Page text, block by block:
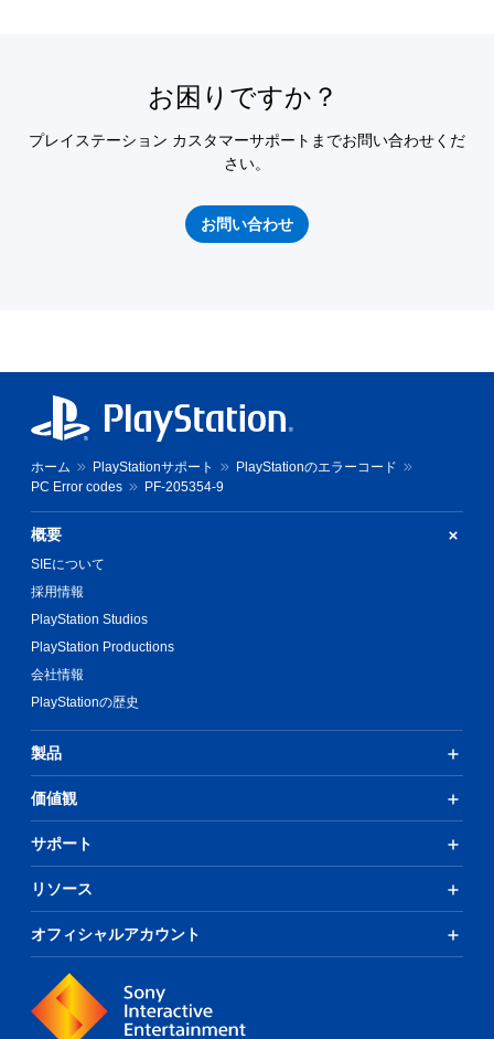
お困りですか？
プレイステーション カスタマーサポートまでお問い合わせくだ
さい。
お問い合わせ
ホーム PlayStationサポート
PlayStationのエラーコード
PC Error codes
PF-205354-9
概要
SIEについて
採用情報
PlayStation Studios
PlayStation Productions
会社情報
PlayStationの歴史
製品
価値観
サポート
リソース
オフィシャルアカウント